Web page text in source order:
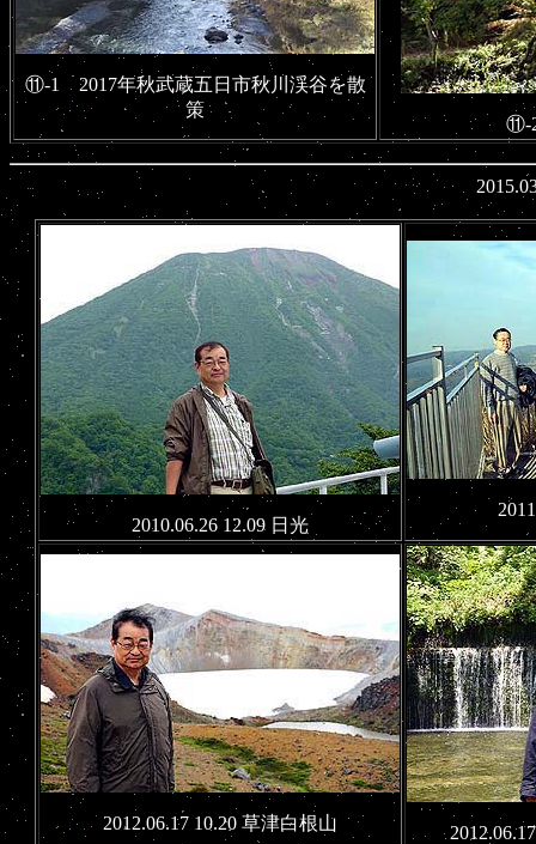
⑪-1 2017年秋武蔵五日市秋川渓谷を散
策
⑪-
2010.06.26 12.09 日光
2012.06.17 10.20 草津白根山